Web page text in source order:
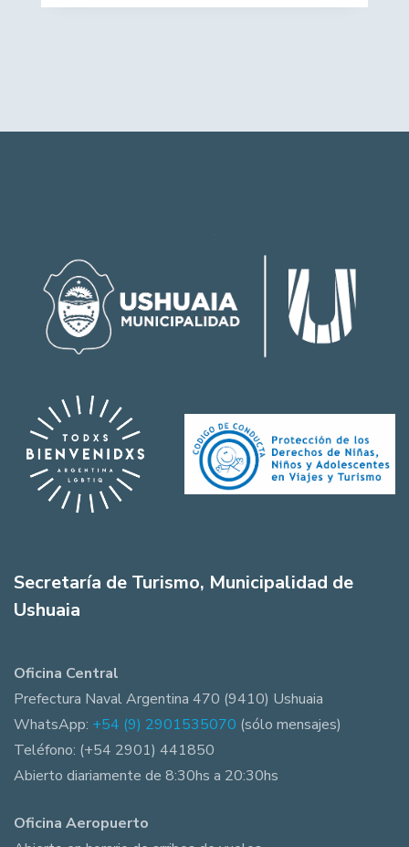
Secretaría de Turismo, Municipalidad de
Ushuaia
Oficina Central
Prefectura Naval Argentina 470 (9410) Ushuaia
WhatsApp: +54 (9) 2901535070 (sólo mensajes)
Teléfono: (+54 2901) 441850
Abierto diariamente de 8:30hs a 20:30hs
Oficina Aeropuerto